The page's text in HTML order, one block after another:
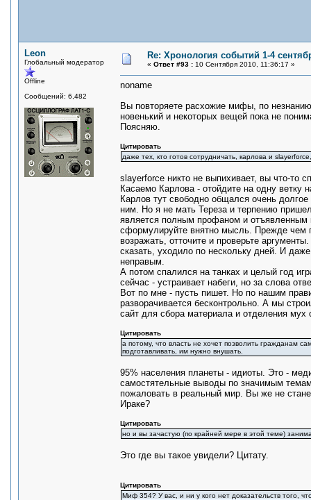
Leon
Глобальный модератор
Offline
Сообщений: 6,482
Re: Хронология событий 1-4
« Ответ #93 : 10 Сентября 2010, 11:36:17 »
noname
Вы повторяете расхожие мифы, по
новенький и некоторых вещей пока не
Поясняю.
Цитировать
даже тех, кто готов сотрудничать, карлова и
slayerforce никто не выпихивает, вы что-то
Касаемо Карлова - отойдите на одну ветку
Карлов тут свободно общался очень
ним. Но я не мать Тереза и терпению
является полным профаном и отъявленным
сформулируйте внятно мысль. Прежде чем
возражать, отточите и проверьте
сказать, уходило по нескольку дней. И
неправым.
А потом спалился на танках и целый год
сейчас - устраивает набеги, но за слова
Вот по мне - пусть пишет. Но по нашим
разворачивается бесконтрольно. А мы
сайт для сбора материала и отделения мух
Цитировать
а потому, что власть не хочет позволить гражданам
подготавливать, им нужно внушать.
95% населения планеты - идиоты. Это -
самостятельные выводы по значимым
пожаловать в реальный мир. Вы же не
Ираке?
Цитировать
но и вы зачастую (по крайней мере в этой теме)
Это где вы такое увидели? Цитату.
Цитировать
Миф 354? У вас, и ни у кого нет доказательств того,